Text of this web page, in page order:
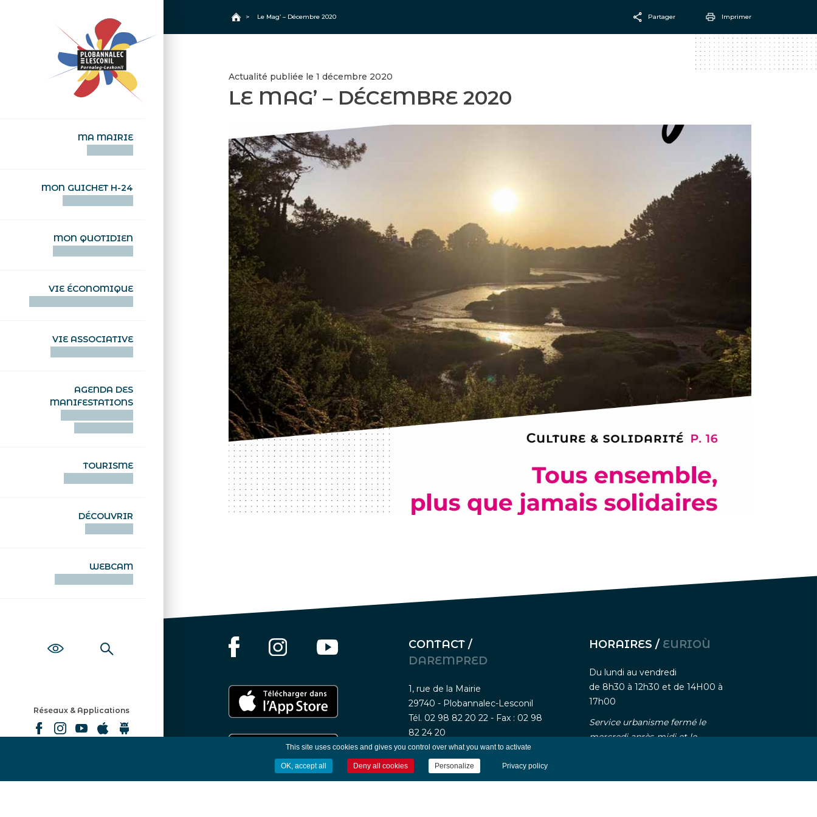
MA MAIRIE
MON GUICHET H-24
MON QUOTIDIEN
VIE ÉCONOMIQUE
VIE ASSOCIATIVE
AGENDA DES
MANIFESTATIONS
TOURISME
DÉCOUVRIR
WEBCAM
Réseaux & Applications
Accueil
> Le Mag’ – Décembre 2020 Partager
Facebook
Imprimer
Actualité publiée le 1 décembre 2020
LE MAG’ – DÉCEMBRE 2020
CONTACT /
DAREMPRED
1, rue de la Mairie
29740 - Plobannalec-Lesconil
Tél. 02 98 82 20 22 - Fax : 02 98
82 24 20
Nous contacter
HORAIRES / EURIOÙ
Du lundi au vendredi
de 8h30 à 12h30 et de 14H00 à
17h00
Service urbanisme fermé le
mercredi après-midi et le
This site uses cookies and gives you control over what you want to activate
OK, accept all Deny all cookies Personalize Privacy policy